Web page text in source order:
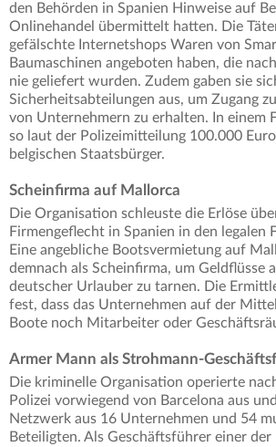
den Behörden in Spanien Hinweise auf
Onlinehandel übermittelt hatten. Die
gefälschte Internetshops Waren von
Baumaschinen angeboten haben, die
nie geliefert wurden. Zudem gaben sie
Sicherheitsabteilungen aus, um Zugang
von Unternehmern zu erhalten. In einem
so laut der Polizeimitteilung 100.000
belgischen Staatsbürger.
Scheinfirma auf Mallorca
Die Organisation schleuste die Erlöse
Firmengeflecht in Spanien in den legalen
Eine angebliche Bootsvermietung auf
demnach als Scheinfirma, um Geldflüsse
deutscher Urlauber zu tarnen. Die
fest, dass das Unternehmen auf der
Boote noch Mitarbeiter oder
Armer Mann als Strohmann-
Die kriminelle Organisation operierte
Polizei vorwiegend von Barcelona aus
Netzwerk aus 16 Unternehmen und 54
Beteiligten. Als Geschäftsführer einer der